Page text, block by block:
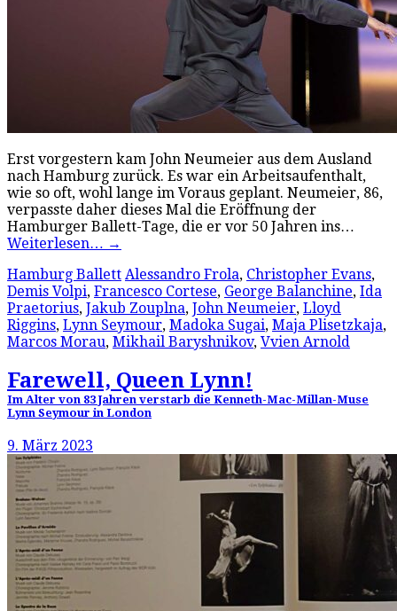
Erst vorgestern kam John Neumeier aus dem Ausland
nach Hamburg zurück. Es war ein Arbeitsaufenthalt,
wie so oft, wohl lange im Voraus geplant. Neumeier, 86,
verpasste daher dieses Mal die Eröffnung der
Hamburger Ballett-Tage, die er vor 50 Jahren ins…
Weiterlesen… →
Hamburg Ballett Alessandro Frola, Christopher Evans,
Demis Volpi, Francesco Cortese, George Balanchine, Ida
Praetorius, Jakub Zouplna, John Neumeier, Lloyd
Riggins, Lynn Seymour, Madoka Sugai, Maja Plisetzkaja,
Marcos Morau, Mikhail Baryshnikov, Vvien Arnold
Farewell, Queen Lynn!
Im Alter von 83 Jahren verstarb die Kenneth-Mac-Millan-Muse
Lynn Seymour in London
9. März 2023